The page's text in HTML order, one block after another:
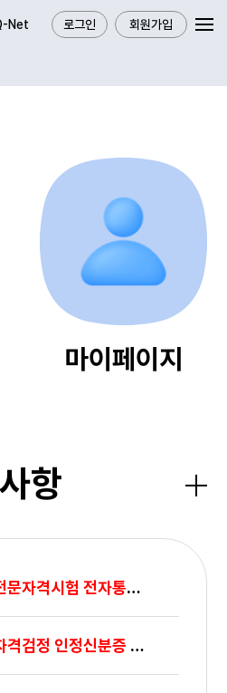
로그인 회원가입
Net
마이페이지
항
국가전문자격시험 전자통신기기 관리운영 안내
국가자격검정 인정신분증 범위 조정 안내(적용시
더보